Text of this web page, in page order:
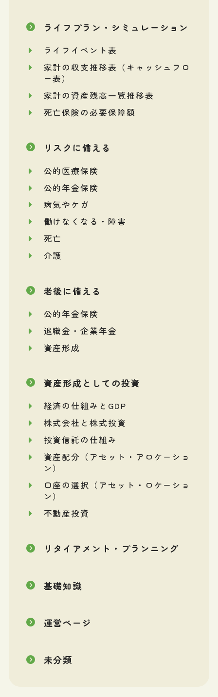
ライフプラン・シミュレーション
ライフイベント表
家計の収支推移表（キャッシュフロ
ー表）
家計の資産残高一覧推移表
死亡保険の必要保障額
リスクに備える
公的医療保険
公的年金保険
病気やケガ
働けなくなる・障害
死亡
介護
老後に備える
公的年金保険
退職金・企業年金
資産形成
資産形成としての投資
経済の仕組みとGDP
株式会社と株式投資
投資信託の仕組み
資産配分（アセット・アロケーショ
ン）
口座の選択（アセット・ロケーショ
ン）
不動産投資
リタイアメント・プランニング
基礎知識
運営ページ
未分類